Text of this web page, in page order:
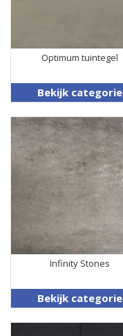
Optimum tuintegel
Bekijk categorie
Infinity Stones
Bekijk categorie